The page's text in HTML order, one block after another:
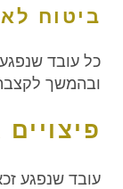
ביטוח
כל עובד
ובהמשך
עובד שנפגע